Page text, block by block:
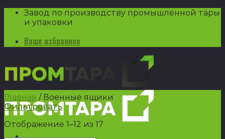
Skip
Завод по производству промышленной тары
и упаковки
Ваше избранное
Главная /Военные ящики
Фильтровать
Отображение 1–12 из 17